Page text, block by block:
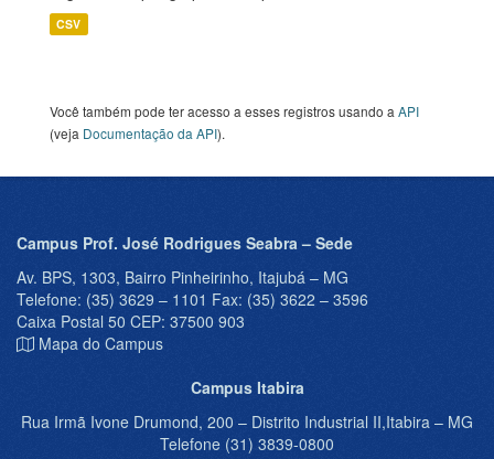
CSV
Você também pode ter acesso a esses registros usando a API
(veja Documentação da API).
Campus Prof. José Rodrigues Seabra – Sede
Av. BPS, 1303, Bairro Pinheirinho, Itajubá – MG
Telefone: (35) 3629 – 1101 Fax: (35) 3622 – 3596
Caixa Postal 50 CEP: 37500 903
Mapa do Campus
Campus Itabira
Rua Irmã Ivone Drumond, 200 – Distrito Industrial II,Itabira – MG
Telefone (31) 3839-0800